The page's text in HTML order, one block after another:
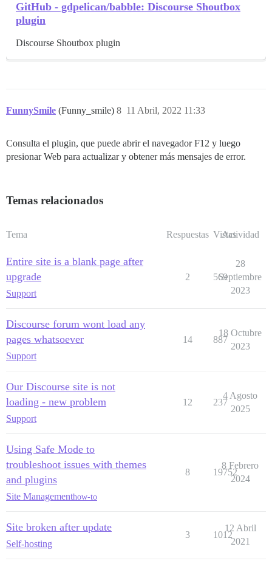
GitHub - gdpelican/babble: Discourse Shoutbox
plugin
Discourse Shoutbox plugin
FunnySmile (Funny_smile) 11 Abril, 2022 11:33
8
Consulta el plugin, que puede abrir el navegador F12 y luego
presionar Web para actualizar y obtener más mensajes de error.
Temas relacionados
Tema Respuestas Vistas
Actividad
Entire site is a blank page after
upgrade
Support
2 569
28
Septiembre
2023
Discourse forum wont load any
pages whatsoever
Support
14 887
18 Octubre
2023
Our Discourse site is not
loading - new problem
Support
12 237
4 Agosto
2025
Using Safe Mode to
troubleshoot issues with themes
and plugins
Site Managementhow-to
8 19752
8 Febrero
2024
Site broken after update
Self-hosting
3 1012
12 Abril
2021